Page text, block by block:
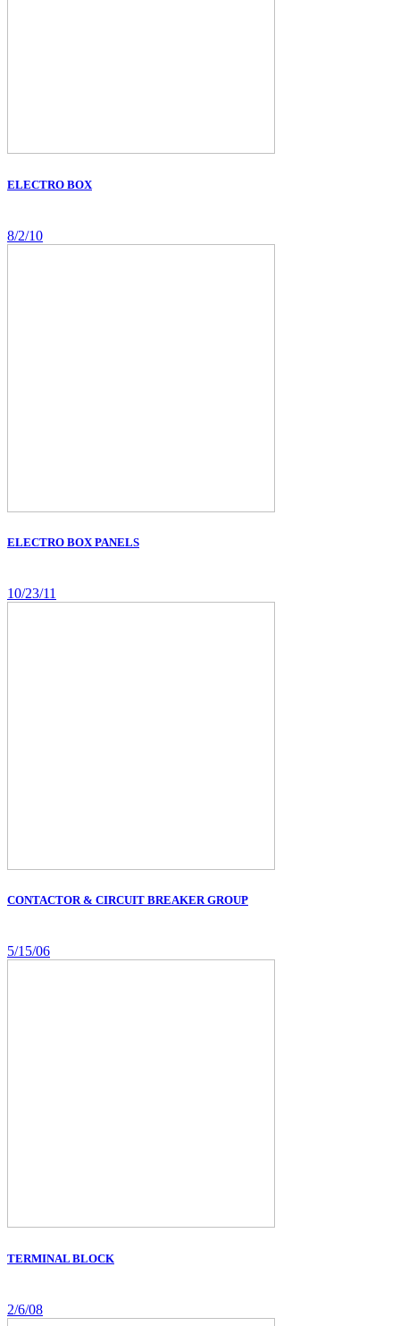
ELECTRO BOX
8/2/10
ELECTRO BOX PANELS
10/23/11
CONTACTOR & CIRCUIT BREAKER GROUP
5/15/06
TERMINAL BLOCK
2/6/08